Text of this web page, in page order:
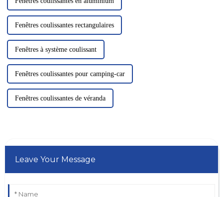
Fenêtres coulissantes rectangulaires
Fenêtres à système coulissant
Fenêtres coulissantes pour camping-car
Fenêtres coulissantes de véranda
Leave Your Message